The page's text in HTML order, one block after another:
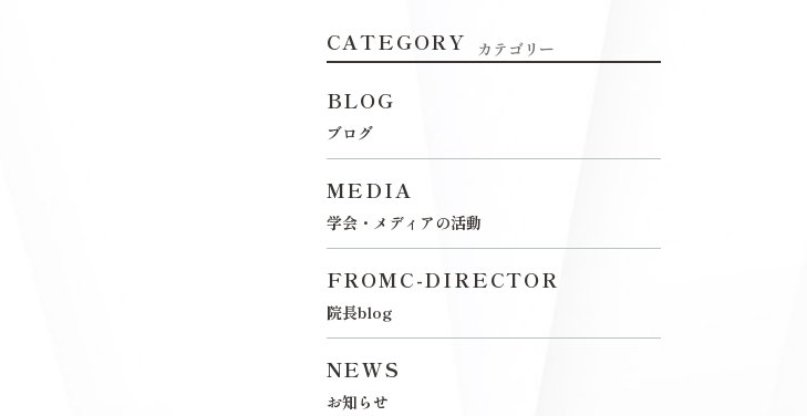
CATEGORY カテゴリー
BLOG
ブログ
MEDIA
学会・メディアの活動
FROMC-DIRECTOR
院長blog
NEWS
お知らせ